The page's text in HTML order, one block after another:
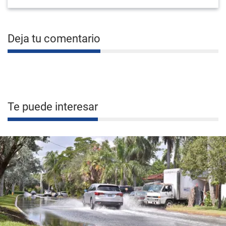
Deja tu comentario
Te puede interesar